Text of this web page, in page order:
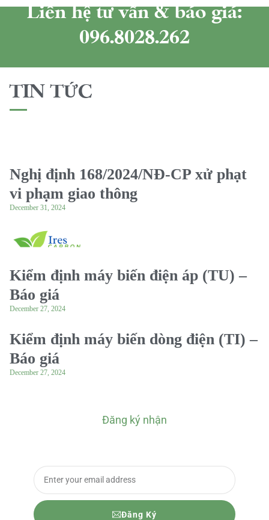
Liên hệ tư vấn & báo giá:
096.8028.262
TIN TỨC
Nghị định 168/2024/NĐ-CP xử phạt
vi phạm giao thông
December 31, 2024
Kiểm định máy biến điện áp (TU) –
Báo giá
December 27, 2024
Kiểm định máy biến dòng điện (TI) –
Báo giá
December 27, 2024
Đăng ký nhận
Đăng Ký